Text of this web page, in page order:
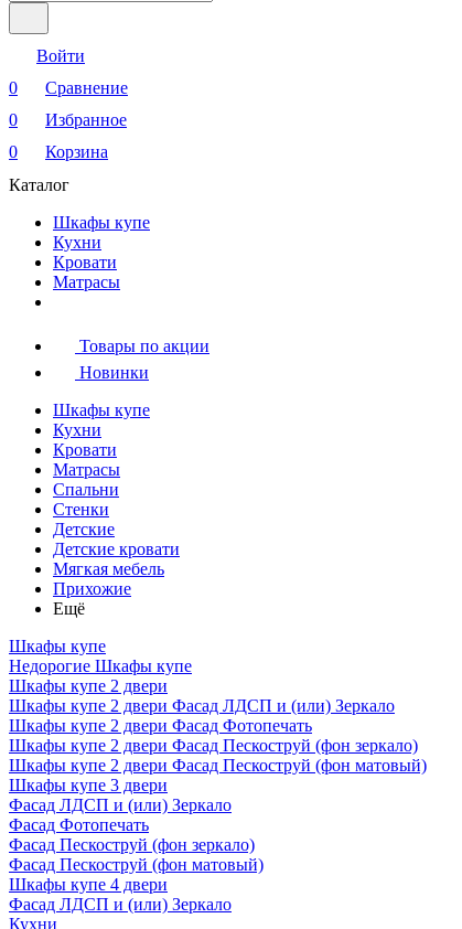
Войти
0
Сравнение
0
Избранное
0
Корзина
Каталог
Шкафы купе
Кухни
Кровати
Матрасы
Товары по акции
Новинки
Шкафы купе
Кухни
Кровати
Матрасы
Cпальни
Стенки
Детские
Детские кровати
Мягкая мебель
Прихожие
Ещё
Шкафы купе
Недорогие Шкафы купе
Шкафы купе 2 двери
Шкафы купе 2 двери Фасад ЛДСП и (или) Зеркало
Шкафы купе 2 двери Фасад Фотопечать
Шкафы купе 2 двери Фасад Пескоструй (фон зеркало)
Шкафы купе 2 двери Фасад Пескоструй (фон матовый)
Шкафы купе 3 двери
Фасад ЛДСП и (или) Зеркало
Фасад Фотопечать
Фасад Пескоструй (фон зеркало)
Фасад Пескоструй (фон матовый)
Шкафы купе 4 двери
Фасад ЛДСП и (или) Зеркало
Кухни